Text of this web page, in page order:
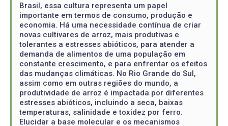
Brasil, essa cultura representa um papel
importante em termos de consumo, produção e
economia. Há uma necessidade contínua de criar
novas cultivares de arroz, mais produtivas e
tolerantes a estresses abióticos, para atender a
demanda de alimentos de uma população em
constante crescimento, e para enfrentar os efeitos
das mudanças climáticas. No Rio Grande do Sul,
assim como em outras regiões do mundo, a
produtividade de arroz é impactada por diferentes
estresses abióticos, incluindo a seca, baixas
temperaturas, salinidade e toxidez por ferro.
Elucidar a base molecular e os mecanismos